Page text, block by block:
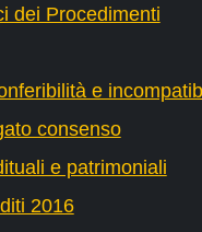
dei Procedimenti
e
consenso
e patrimoniali
2016